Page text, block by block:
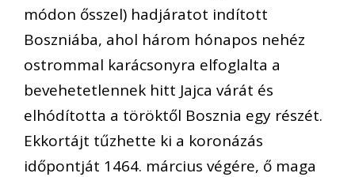
módon ősszel) hadjáratot indított
Boszniába, ahol három hónapos nehéz
ostrommal karácsonyra elfoglalta a
bevehetetlennek hitt Jajca várát és
elhódította a töröktől Bosznia egy részét.
Ekkortájt tűzhette ki a koronázás
időpontját 1464. március végére, ő maga